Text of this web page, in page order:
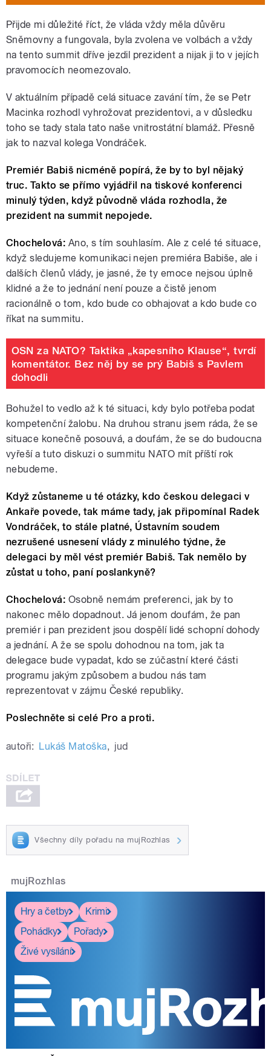
Přijde mi důležité říct, že vláda vždy měla důvěru
Sněmovny a fungovala, byla zvolena ve volbách a vždy
na tento summit dříve jezdil prezident a nijak ji to v jejích
pravomocích neomezovalo.
V aktuálním případě celá situace zavání tím, že se Petr
Macinka rozhodl vyhrožovat prezidentovi, a v důsledku
toho se tady stala tato naše vnitrostátní blamáž. Přesně
jak to nazval kolega Vondráček.
Premiér Babiš nicméně popírá, že by to byl nějaký
truc. Takto se přímo vyjádřil na tiskové konferenci
minulý týden, když původně vláda rozhodla, že
prezident na summit nepojede.
Chochelová: Ano, s tím souhlasím. Ale z celé té situace,
když sledujeme komunikaci nejen premiéra Babiše, ale i
dalších členů vlády, je jasné, že ty emoce nejsou úplně
klidné a že to jednání není pouze a čistě jenom
racionálně o tom, kdo bude co obhajovat a kdo bude co
říkat na summitu.
OSN za NATO? Taktika „kapesního Klause“, tvrdí
komentátor. Bez něj by se prý Babiš s Pavlem
dohodli
Bohužel to vedlo až k té situaci, kdy bylo potřeba podat
kompetenční žalobu. Na druhou stranu jsem ráda, že se
situace konečně posouvá, a doufám, že se do budoucna
vyřeší a tuto diskuzi o summitu NATO mít příští rok
nebudeme.
Když zůstaneme u té otázky, kdo českou delegaci v
Ankaře povede, tak máme tady, jak připomínal Radek
Vondráček, to stále platné, Ústavním soudem
nezrušené usnesení vlády z minulého týdne, že
delegaci by měl vést premiér Babiš. Tak nemělo by
zůstat u toho, paní poslankyně?
Chochelová: Osobně nemám preferenci, jak by to
nakonec mělo dopadnout. Já jenom doufám, že pan
premiér i pan prezident jsou dospělí lidé schopní dohody
a jednání. A že se spolu dohodnou na tom, jak ta
delegace bude vypadat, kdo se zúčastní které části
programu jakým způsobem a budou nás tam
reprezentovat v zájmu České republiky.
Poslechněte si celé Pro a proti.
autoři: Lukáš Matoška, jud
Všechny díly pořadu na mujRozhlas
mujRozhlas
Hry a četby
Krimi
Pohádky
Pořady
Živé vysílání